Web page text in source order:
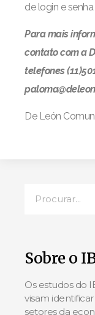
de login e
Para mais
contato com a
telefones
De León
Sobre o
Os estudos do
visam
setores da